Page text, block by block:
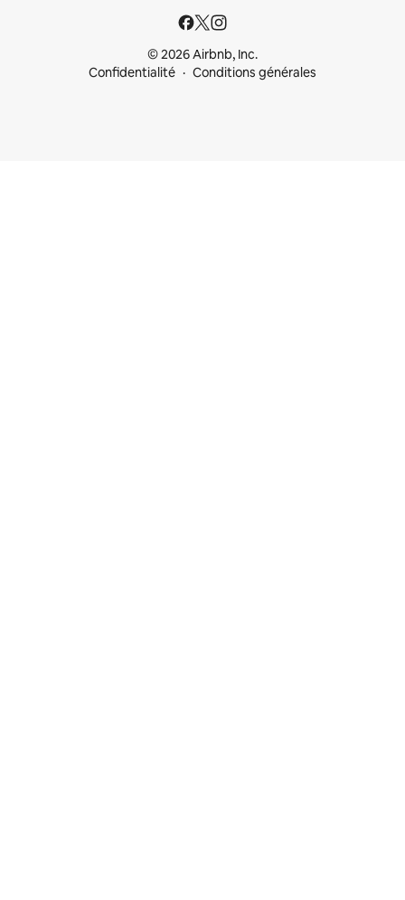
© 2026 Airbnb, Inc.
Confidentialité
Conditions générales